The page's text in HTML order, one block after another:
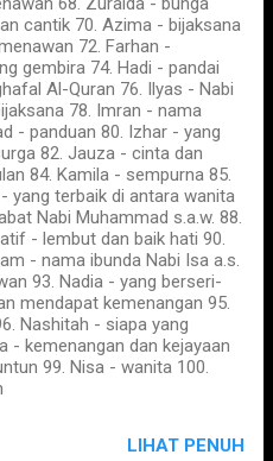
cantik 70. Azima - bijaksana
72. Farhan -
gembira 74. Hadi - pandai
Al-Quran 76. Ilyas - Nabi
78. Imran - nama
- panduan 80. Izhar - yang
82. Jauza - cinta dan
84. Kamila - sempurna 85.
yang terbaik di antara wanita
Nabi Muhammad s.a.w. 88.
- lembut dan baik hati 90.
- nama ibunda Nabi Isa a.s.
93. Nadia - yang berseri-
mendapat kemenangan 95.
Nashitah - siapa yang
- kemenangan dan kejayaan
99. Nisa - wanita 100.
LIHAT PENUH